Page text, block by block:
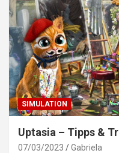
SIMULATION
Uptasia – Tipps &
07/03/2023 Gabriela